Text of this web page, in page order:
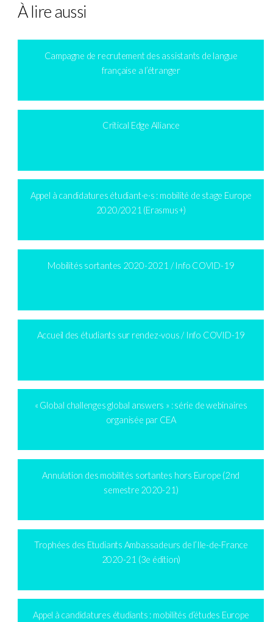
À lire aussi
Campagne de recrutement des assistants de langue
française a l’étranger
Critical Edge Alliance
Appel à candidatures étudiant·e·s : mobilité de stage Europe
2020/2021 (Erasmus+)
Mobilités sortantes 2020-2021 / Info COVID-19
Accueil des étudiants sur rendez-vous / Info COVID-19
« Global challenges global answers » : série de webinaires
organisée par CEA
Annulation des mobilités sortantes hors Europe (2nd
semestre 2020-21)
Trophées des Etudiants Ambassadeurs de l’Ile-de-France
2020-21 (3e édition)
Appel à candidatures étudiants : mobilités d’études Europe